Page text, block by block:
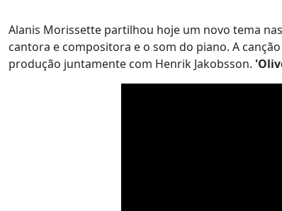
Alanis Morissette partilhou hoje um novo tema
cantora e compositora e o som do piano. A
produção juntamente com Henrik Jakobsson.